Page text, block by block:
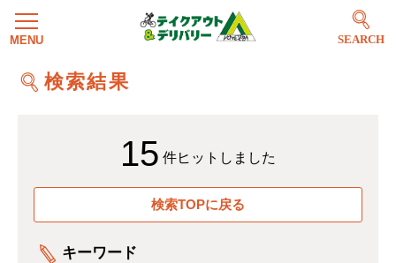
SEARCH
検索結果
15 件ヒットしました
検索TOPに戻る
キーワード